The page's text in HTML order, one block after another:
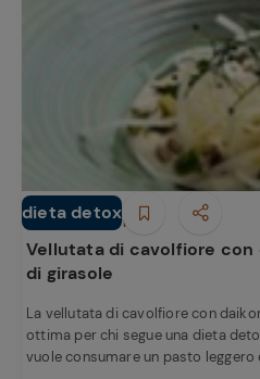
dieta detox
Minestre e Zuppe
Vellutata di cavolfiore con
di girasole
La vellutata di cavolfiore con
ottima per chi segue una dieta
vuole consumare un pasto leggero